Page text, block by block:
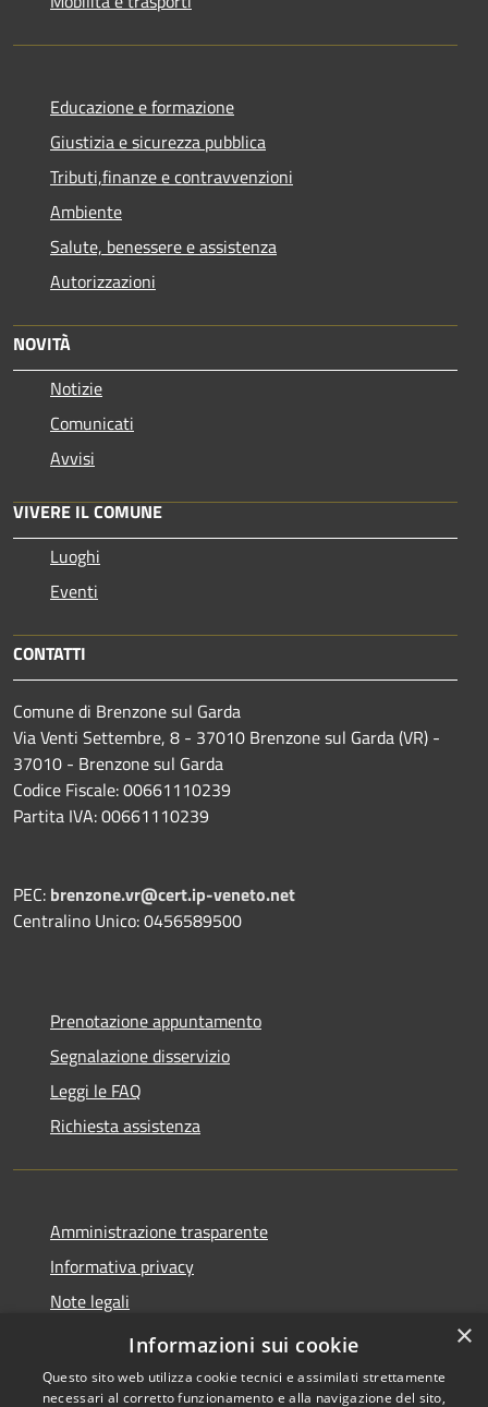
Educazione e formazione
Giustizia e sicurezza pubblica
Tributi,finanze e contravvenzioni
Ambiente
Salute, benessere e assistenza
Autorizzazioni
NOVITÀ
Notizie
Comunicati
Avvisi
VIVERE IL COMUNE
Luoghi
Eventi
CONTATTI
Comune di Brenzone sul Garda
Via Venti Settembre, 8 - 37010 Brenzone sul Garda (VR) -
37010 - Brenzone sul Garda
Codice Fiscale: 00661110239
Partita IVA: 00661110239
PEC: brenzone.vr@cert.ip-veneto.net
Centralino Unico: 0456589500
Prenotazione appuntamento
Segnalazione disservizio
Leggi le FAQ
Richiesta assistenza
Amministrazione trasparente
Informativa privacy
Note legali
Dichiarazione di accessibilità
×
Informazioni sui cookie
Questo sito web utilizza cookie tecnici e assimilati strettamente
necessari al corretto funzionamento e alla navigazione del sito,